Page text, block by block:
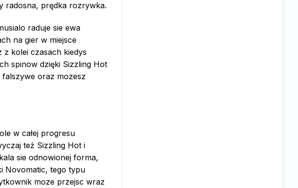
radosna, prędka rozrywka.
raduje sie ewa
na gier w miejsce
kolei czasach kiedys
spinow dzięki Sizzling Hot
oraz mozesz
w całej progresu
też Sizzling Hot i
sie odnowionej forma,
Novomatic, tego typu
moze przejsc wraz